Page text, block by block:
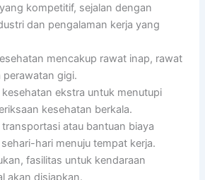
kompetitif, sejalan dengan
dan pengalaman kerja yang
mencakup rawat inap, rawat
perawatan gigi.
kesehatan ekstra untuk menutupi
kesehatan berkala.
transportasi atau bantuan biaya
hari menuju tempat kerja.
fasilitas untuk kendaraan
akan disiapkan.